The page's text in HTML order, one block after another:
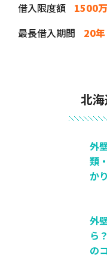
借入限度額
1500
最長借入期間
20年
北
外
類
か
外
ら
の